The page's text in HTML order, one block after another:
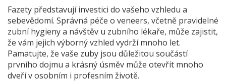
Fazety představují investici do vašeho vzhledu a
sebevědomí. Správná péče o veneers, včetně pravidelné
zubní hygieny a návštěv u zubního lékaře, může zajistit,
že vám jejich výborný vzhled vydrží mnoho let.
Pamatujte, že vaše zuby jsou důležitou součástí
prvního dojmu a krásný úsměv může otevřít mnoho
dveří v osobním i profesním životě.